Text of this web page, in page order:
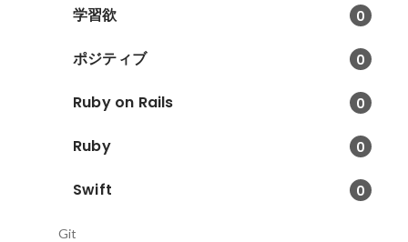
学習欲 0
ポジティブ 0
Ruby on Rails 0
Ruby 0
Swift 0
Git